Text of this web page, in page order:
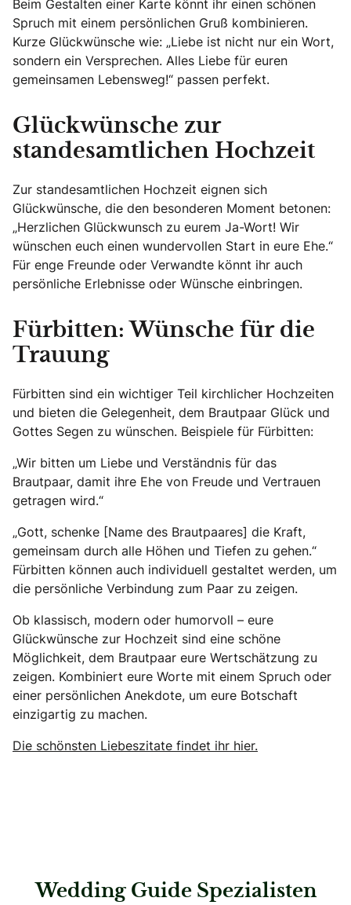
Beim Gestalten einer Karte könnt ihr einen schönen
Spruch mit einem persönlichen Gruß kombinieren.
Kurze Glückwünsche wie: „Liebe ist nicht nur ein Wort,
sondern ein Versprechen. Alles Liebe für euren
gemeinsamen Lebensweg!“ passen perfekt.
Glückwünsche zur
standesamtlichen Hochzeit
Zur standesamtlichen Hochzeit eignen sich
Glückwünsche, die den besonderen Moment betonen:
„Herzlichen Glückwunsch zu eurem Ja-Wort! Wir
wünschen euch einen wundervollen Start in eure Ehe.“
Für enge Freunde oder Verwandte könnt ihr auch
persönliche Erlebnisse oder Wünsche einbringen.
Fürbitten: Wünsche für die
Trauung
Fürbitten sind ein wichtiger Teil kirchlicher Hochzeiten
und bieten die Gelegenheit, dem Brautpaar Glück und
Gottes Segen zu wünschen. Beispiele für Fürbitten:
„Wir bitten um Liebe und Verständnis für das
Brautpaar, damit ihre Ehe von Freude und Vertrauen
getragen wird.“
„Gott, schenke [Name des Brautpaares] die Kraft,
gemeinsam durch alle Höhen und Tiefen zu gehen.“
Fürbitten können auch individuell gestaltet werden, um
die persönliche Verbindung zum Paar zu zeigen.
Ob klassisch, modern oder humorvoll – eure
Glückwünsche zur Hochzeit sind eine schöne
Möglichkeit, dem Brautpaar eure Wertschätzung zu
zeigen. Kombiniert eure Worte mit einem Spruch oder
einer persönlichen Anekdote, um eure Botschaft
einzigartig zu machen.
Die schönsten Liebeszitate findet ihr hier.
Wedding Guide Spezialisten